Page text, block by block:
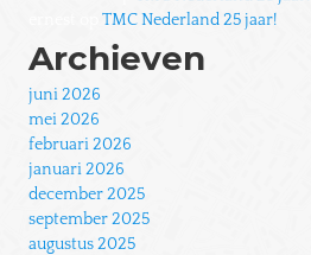
TMC Nederland 25 jaar!
Archieven
juni 2026
mei 2026
februari 2026
januari 2026
december 2025
september 2025
augustus 2025